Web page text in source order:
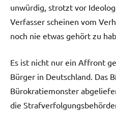
unwürdig, strotzt vor
Verfasser scheinen vom
noch nie etwas gehört zu
Es ist nicht nur ein Affront
Bürger in Deutschland. Das
Bürokratiemonster
die